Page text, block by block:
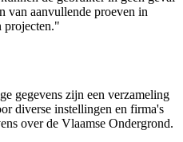
van aanvullende proeven in
projecten."
gegevens zijn een verzameling
diverse instellingen en firma's
over de Vlaamse Ondergrond.